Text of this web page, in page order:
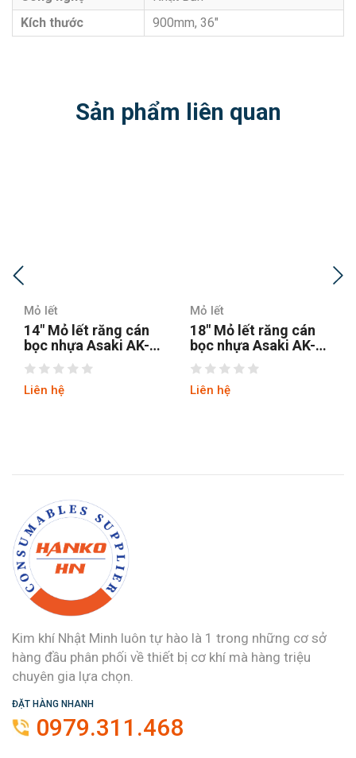
Kích thước
900mm, 36″
Sản phẩm liên quan
cán
AK-
18″ Mỏ lết răng cán
bọc nhựa Asaki AK-
635
24″ Mỏ lết răng
bọc nhựa Asaki
636
Kim khí Nhật Minh luôn tự hào là 1 trong những cơ sở
hàng đầu phân phối về thiết bị cơ khí mà hàng triệu
chuyên gia lựa chọn.
ĐẶT HÀNG NHANH
0979.311.468